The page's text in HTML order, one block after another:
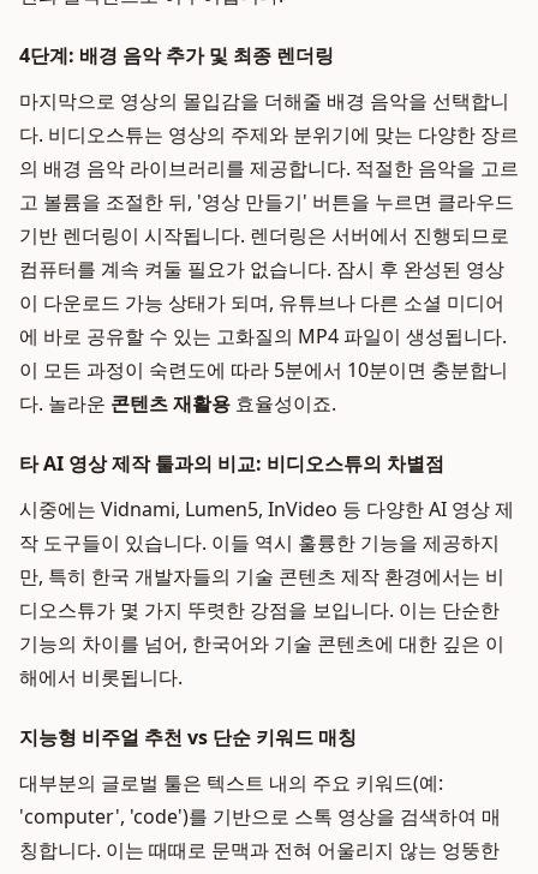
4단계: 배경 음악 추가 및 최종 렌더링
마지막으로 영상의 몰입감을 더해줄 배경 음악을 선택합니
다. 비디오스튜는 영상의 주제와 분위기에 맞는 다양한 장르
의 배경 음악 라이브러리를 제공합니다. 적절한 음악을 고르
고 볼륨을 조절한 뒤, '영상 만들기' 버튼을 누르면 클라우드
기반 렌더링이 시작됩니다. 렌더링은 서버에서 진행되므로
컴퓨터를 계속 켜둘 필요가 없습니다. 잠시 후 완성된 영상
이 다운로드 가능 상태가 되며, 유튜브나 다른 소셜 미디어
에 바로 공유할 수 있는 고화질의 MP4 파일이 생성됩니다.
이 모든 과정이 숙련도에 따라 5분에서 10분이면 충분합니
다. 놀라운 콘텐츠 재활용 효율성이죠.
타 AI 영상 제작 툴과의 비교: 비디오스튜의 차별점
시중에는 Vidnami, Lumen5, InVideo 등 다양한 AI 영상 제
작 도구들이 있습니다. 이들 역시 훌륭한 기능을 제공하지
만, 특히 한국 개발자들의 기술 콘텐츠 제작 환경에서는 비
디오스튜가 몇 가지 뚜렷한 강점을 보입니다. 이는 단순한
기능의 차이를 넘어, 한국어와 기술 콘텐츠에 대한 깊은 이
해에서 비롯됩니다.
지능형 비주얼 추천 vs 단순 키워드 매칭
대부분의 글로벌 툴은 텍스트 내의 주요 키워드(예:
'computer', 'code')를 기반으로 스톡 영상을 검색하여 매
칭합니다. 이는 때때로 문맥과 전혀 어울리지 않는 엉뚱한